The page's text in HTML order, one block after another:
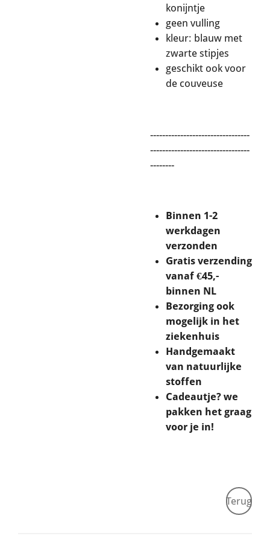
konijntje
geen vulling
kleur: blauw met
zwarte stipjes
geschikt ook voor
de couveuse
---------------------------------
---------------------------------
--------
Binnen 1-2
werkdagen
verzonden
Gratis verzending
vanaf €45,-
binnen NL
Bezorging ook
mogelijk in het
ziekenhuis
Handgemaakt
van natuurlijke
stoffen
Cadeautje? we
pakken het graag
voor je in!
Terug